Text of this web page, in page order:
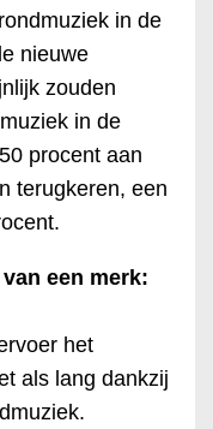
in de
nieuwe
zouden
in de
procent aan
terugkeren, een
een merk:
het
als lang dankzij